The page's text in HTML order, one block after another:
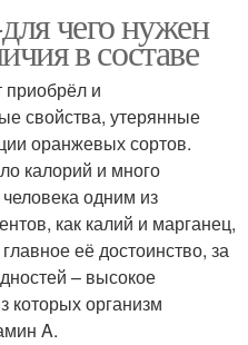
чего нужен
в составе
приобрёл и
свойства, утерянные
оранжевых сортов.
калорий и много
человека одним из
как калий и марганец,
её достоинство, за
– высокое
которых организм
A.